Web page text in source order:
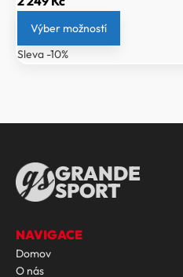
cena
byla:
2
cena
2
Výber možností
Sleva -10%
GRANDE
SPORT
NAVIGACE
Domov
O nás